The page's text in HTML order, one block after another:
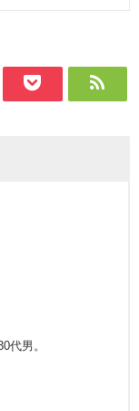
代男。